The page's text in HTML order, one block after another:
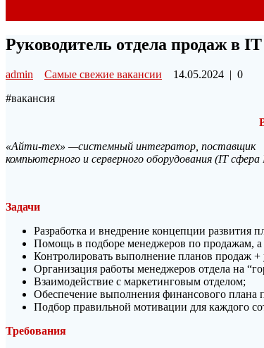
Руководитель отдела продаж в IT
admin Самые свежие вакансии 14.05.2024 | 0
#вакансия
«Айти-тех» —системный интегратор, поставщик
компьютерного и серверного оборудования (IT
Задачи
Разработка и внедрение концепции развития
Помощь в подборе менеджеров по продажам, а
Контролировать выполнение планов продаж
Организация работы менеджеров отдела на
Взаимодействие с маркетинговым отделом;
Обеспечение выполнения финансового
Подбор правильной мотивации для каждого
Требования